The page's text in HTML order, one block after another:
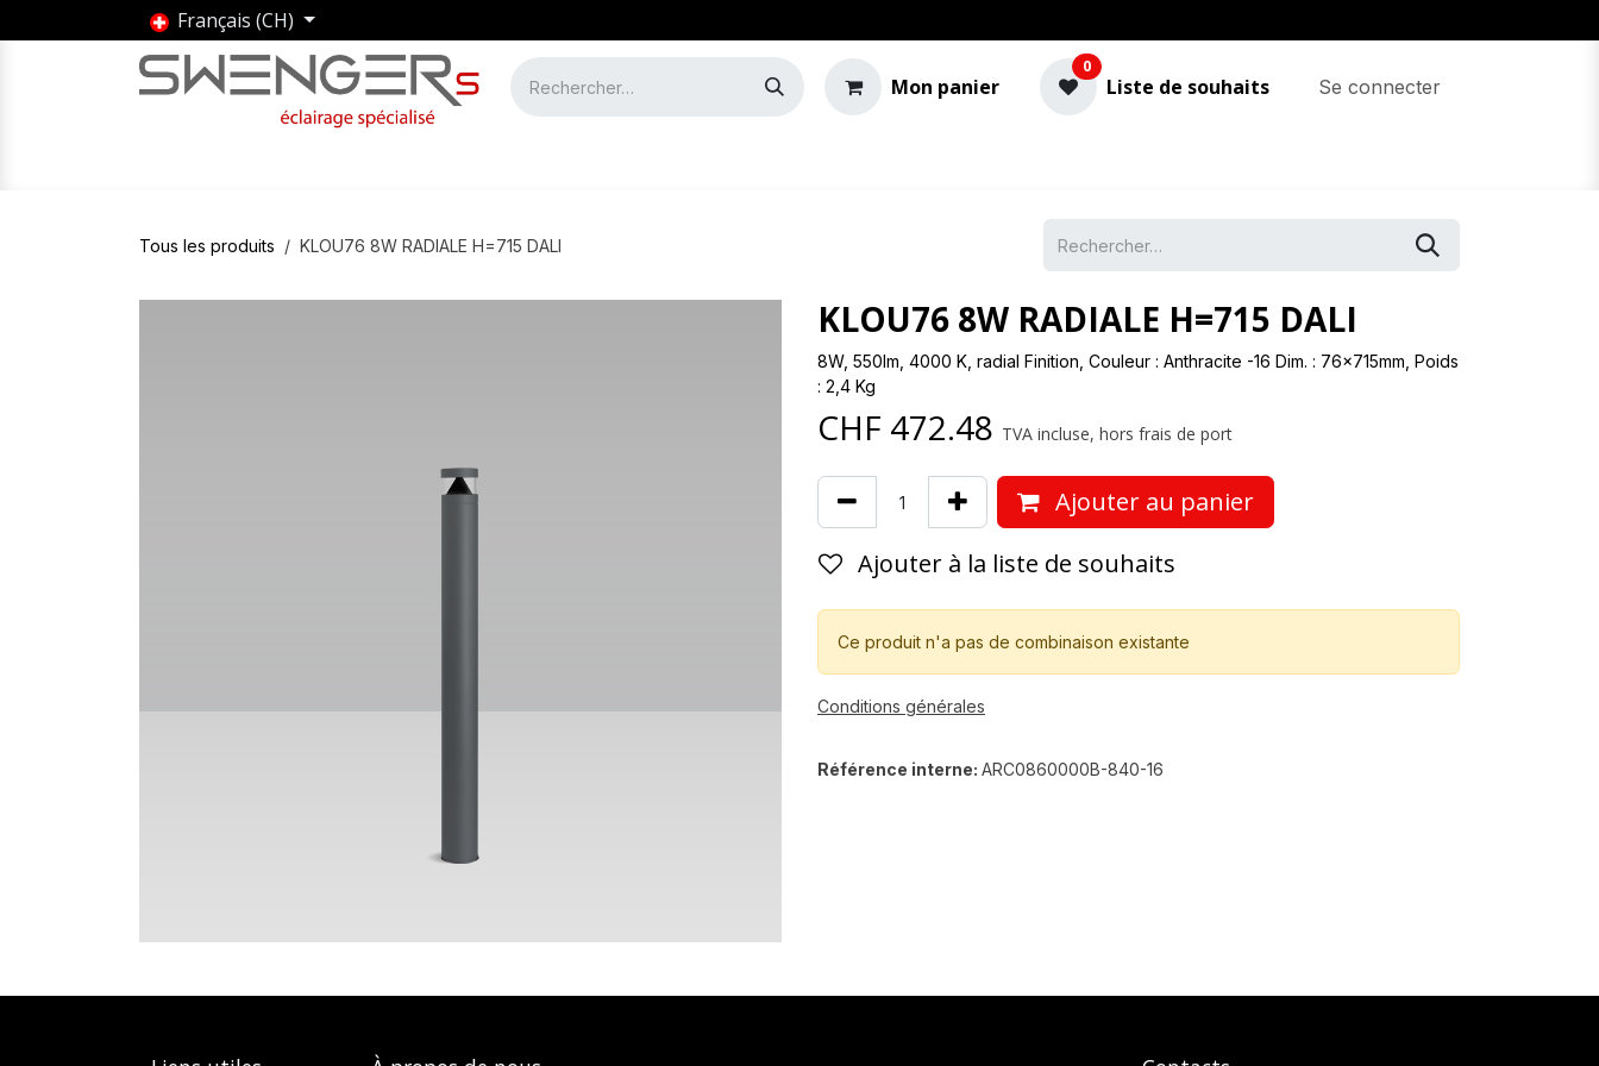
Se rendre au contenu
Français (CH)
Mon panier
0
Liste de souhaits Se connecter
Tous les produits KLOU76 8W RADIALE H=715 DALI
KLOU76 8W RADIALE H=715 DALI
8W, 550lm, 4000 K, radial Finition, Couleur : Anthracite -16 Dim. : 76x715mm, Poids
: 2,4 Kg
CHF 472.48 TVA incluse, hors frais de port
Ajouter au panier
Ajouter à la liste de souhaits
Ce produit n'a pas de combinaison existante
Conditions générales
Référence interne: ARC0860000B-840-16